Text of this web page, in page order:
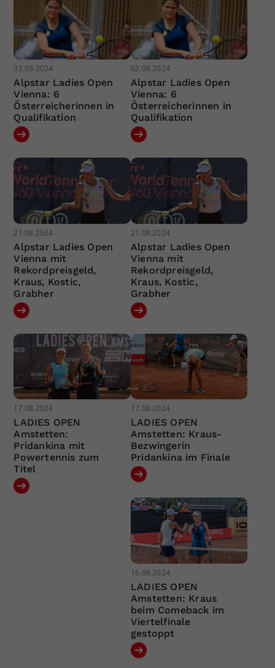
02.09.2024
Alpstar Ladies Open
Vienna: 6
Österreicherinnen in
Qualifikation
02.09.2024
Alpstar Ladies Open
Vienna: 6
Österreicherinnen in
Qualifikation
21.08.2024
Alpstar Ladies Open
Vienna mit
Rekordpreisgeld,
Kraus, Kostic,
Grabher
21.08.2024
Alpstar Ladies Open
Vienna mit
Rekordpreisgeld,
Kraus, Kostic,
Grabher
17.08.2024
LADIES OPEN
Amstetten:
Pridankina mit
Powertennis zum
Titel
17.08.2024
LADIES OPEN
Amstetten: Kraus-
Bezwingerin
Pridankina im Finale
16.08.2024
LADIES OPEN
Amstetten: Kraus
beim Comeback im
Viertelfinale
gestoppt